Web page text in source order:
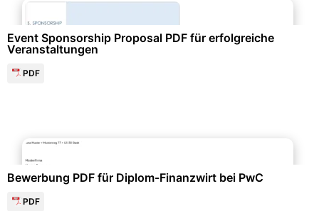
Event Sponsorship Proposal PDF für erfolgreiche
Veranstaltungen
PDF
Bewerbung PDF für Diplom-Finanzwirt bei PwC
PDF